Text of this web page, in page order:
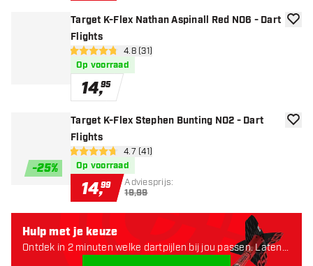
Target K-Flex Nathan Aspinall Red NO6 - Dart
Flights
open reviews drawer
4.8 score sterren4.8 (31)
Op voorraad
14,95
-25%
Target K-Flex Stephen Bunting NO2 - Dart
Flights
open reviews drawer
4.7 score sterren4.7 (41)
Op voorraad
14,99 Adviesprijs:
19,99
Hulp met je keuze
Ontdek in 2 minuten welke dartpijlen bij jou passen. Laten